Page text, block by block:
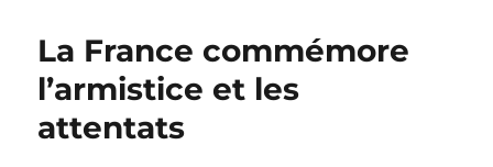
les
La France commémore
l’armistice et les
attentats